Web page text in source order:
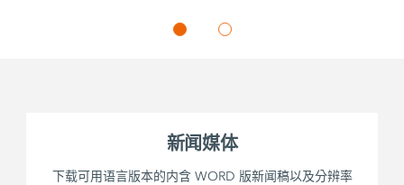
新闻媒体
下载可用语言版本的内含 WORD 版新闻稿以及分辨率